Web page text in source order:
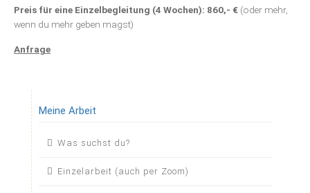
Preis für eine Einzelbegleitung (4 Wochen): 860,- € (oder mehr,
wenn du mehr geben magst)
Anfrage
Meine Arbeit
Navigation
Was suchst du?
Einzelarbeit (auch per Zoom)